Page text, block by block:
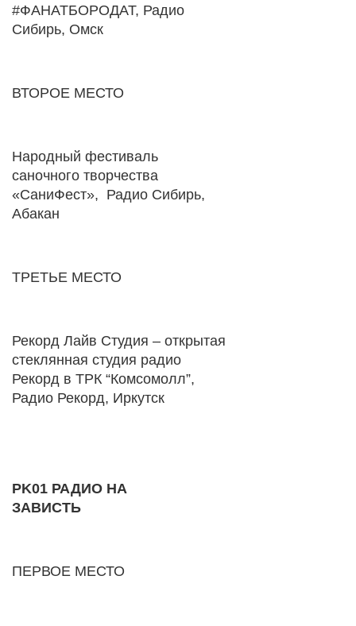
#ФАНАТБОРОДАТ, Радио
Сибирь, Омск
ВТОРОЕ МЕСТО
Народный фестиваль
саночного творчества
«СаниФест», Радио Сибирь,
Абакан
ТРЕТЬЕ МЕСТО
Рекорд Лайв Студия – открытая
стеклянная студия радио
Рекорд в ТРК “Комсомолл”,
Радио Рекорд, Иркутск
PK01 РАДИО НА
ЗАВИСТЬ
ПЕРВОЕ МЕСТО